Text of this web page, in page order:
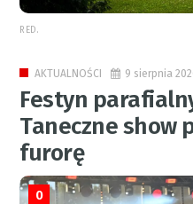
RED.
AKTUALNOŚCI 9 sierpnia
Festyn
Taneczne show
furorę
0